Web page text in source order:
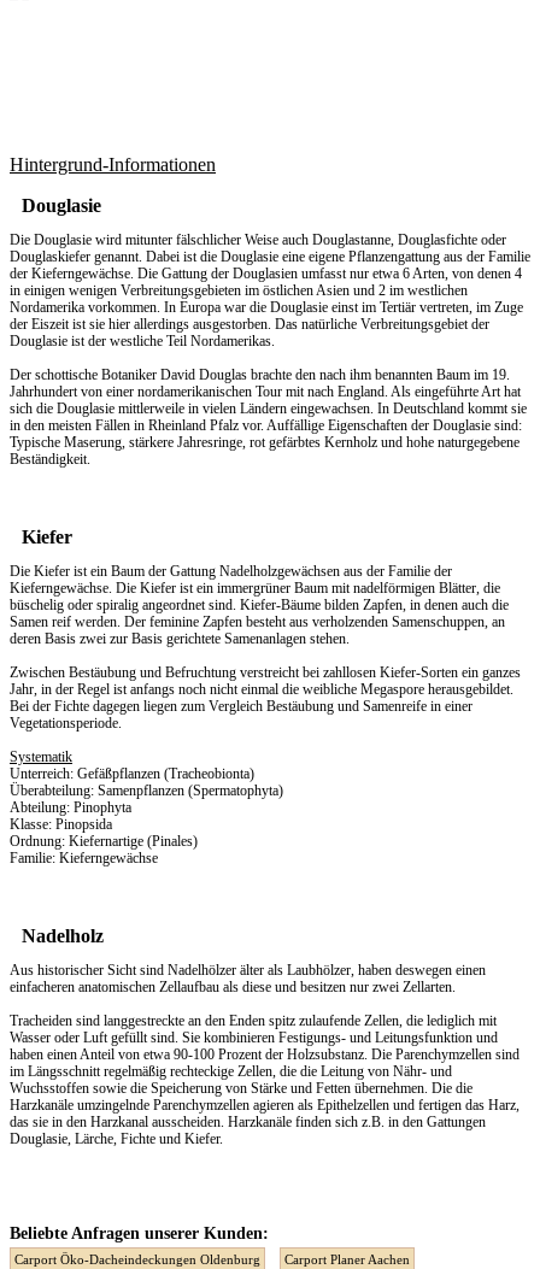
Hintergrund-Informationen
Douglasie
Die Douglasie wird mitunter fälschlicher Weise auch Douglastanne, Douglasfichte oder
Douglaskiefer genannt. Dabei ist die Douglasie eine eigene Pflanzengattung aus der Familie
der Kieferngewächse. Die Gattung der Douglasien umfasst nur etwa 6 Arten, von denen 4
in einigen wenigen Verbreitungsgebieten im östlichen Asien und 2 im westlichen
Nordamerika vorkommen. In Europa war die Douglasie einst im Tertiär vertreten, im Zuge
der Eiszeit ist sie hier allerdings ausgestorben. Das natürliche Verbreitungsgebiet der
Douglasie ist der westliche Teil Nordamerikas.
Der schottische Botaniker David Douglas brachte den nach ihm benannten Baum im 19.
Jahrhundert von einer nordamerikanischen Tour mit nach England. Als eingeführte Art hat
sich die Douglasie mittlerweile in vielen Ländern eingewachsen. In Deutschland kommt sie
in den meisten Fällen in Rheinland Pfalz vor. Auffällige Eigenschaften der Douglasie sind:
Typische Maserung, stärkere Jahresringe, rot gefärbtes Kernholz und hohe naturgegebene
Beständigkeit.
Kiefer
Die Kiefer ist ein Baum der Gattung Nadelholzgewächsen aus der Familie der
Kieferngewächse. Die Kiefer ist ein immergrüner Baum mit nadelförmigen Blätter, die
büschelig oder spiralig angeordnet sind. Kiefer-Bäume bilden Zapfen, in denen auch die
Samen reif werden. Der feminine Zapfen besteht aus verholzenden Samenschuppen, an
deren Basis zwei zur Basis gerichtete Samenanlagen stehen.
Zwischen Bestäubung und Befruchtung verstreicht bei zahllosen Kiefer-Sorten ein ganzes
Jahr, in der Regel ist anfangs noch nicht einmal die weibliche Megaspore herausgebildet.
Bei der Fichte dagegen liegen zum Vergleich Bestäubung und Samenreife in einer
Vegetationsperiode.
Systematik
Unterreich: Gefäßpflanzen (Tracheobionta)
Überabteilung: Samenpflanzen (Spermatophyta)
Abteilung: Pinophyta
Klasse: Pinopsida
Ordnung: Kiefernartige (Pinales)
Familie: Kieferngewächse
Nadelholz
Aus historischer Sicht sind Nadelhölzer älter als Laubhölzer, haben deswegen einen
einfacheren anatomischen Zellaufbau als diese und besitzen nur zwei Zellarten.
Tracheiden sind langgestreckte an den Enden spitz zulaufende Zellen, die lediglich mit
Wasser oder Luft gefüllt sind. Sie kombinieren Festigungs- und Leitungsfunktion und
haben einen Anteil von etwa 90-100 Prozent der Holzsubstanz. Die Parenchymzellen sind
im Längsschnitt regelmäßig rechteckige Zellen, die die Leitung von Nähr- und
Wuchsstoffen sowie die Speicherung von Stärke und Fetten übernehmen. Die die
Harzkanäle umzingelnde Parenchymzellen agieren als Epithelzellen und fertigen das Harz,
das sie in den Harzkanal ausscheiden. Harzkanäle finden sich z.B. in den Gattungen
Douglasie, Lärche, Fichte und Kiefer.
Beliebte Anfragen unserer Kunden:
Carport Öko-Dacheindeckungen Oldenburg Carport Planer Aachen